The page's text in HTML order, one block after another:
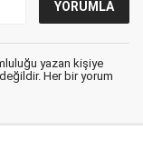
yazan kişiye
Her bir yorum